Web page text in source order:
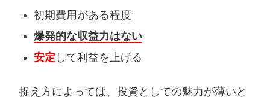
初期費用がある程度
爆発的な収益力はない
安定 して利益を上げる
捉え方によっては、投資としての魅力が薄いと